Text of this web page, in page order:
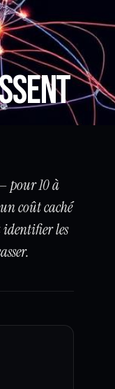
pour 10 à
coût caché
identifier les